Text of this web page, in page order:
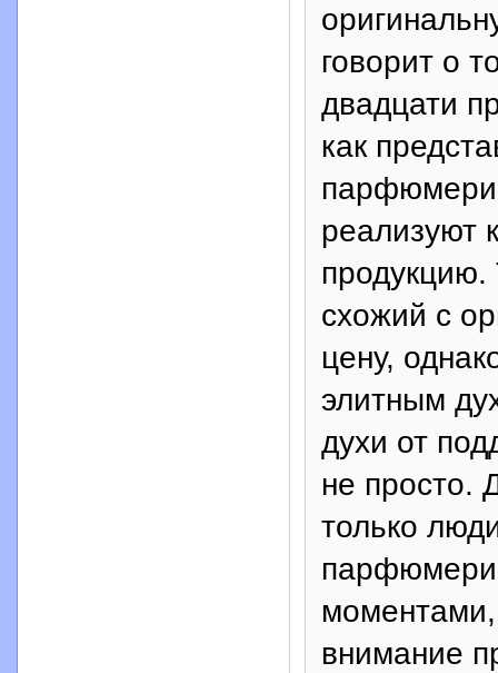
говорит о
двадцати
как
реализуют
продукцию.
схожий с
цену,
элитным
духи от
не просто.
только
внимание